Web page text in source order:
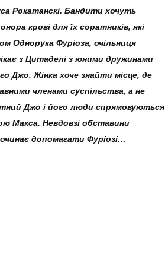
Рокатанскі. Бандити хочуть
крові для їх соратників, які
Однорука Фуріоза, очільниця
з Цитаделі з юними дружинами
Джо. Жінка хоче знайти місце, де
членами суспільства, а не
Джо і його люди спрямовуються
Макса. Невдовзі обставини
допомагати Фуріозі…